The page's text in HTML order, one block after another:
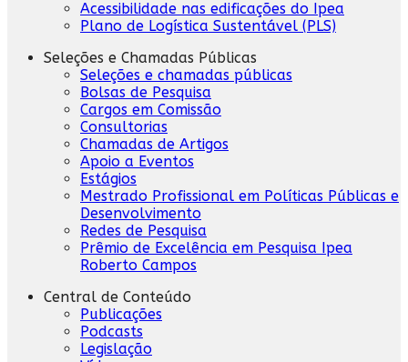
Acessibilidade nas edificações do Ipea
Plano de Logística Sustentável (PLS)
Seleções e Chamadas Públicas
Seleções e chamadas públicas
Bolsas de Pesquisa
Cargos em Comissão
Consultorias
Chamadas de Artigos
Apoio a Eventos
Estágios
Mestrado Profissional em Políticas Públicas e
Desenvolvimento
Redes de Pesquisa
Prêmio de Excelência em Pesquisa Ipea
Roberto Campos
Central de Conteúdo
Publicações
Podcasts
Legislação